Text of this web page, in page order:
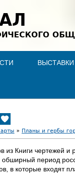
ВЫСТАВКИ
» Планы и гербы
из Книги чертежей
период
в которые входят